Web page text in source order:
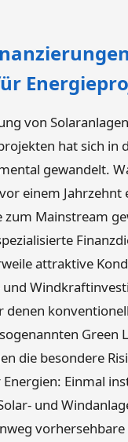
von
hat sich in
gewandelt.
einem Jahrzehnt
zum Mainstream
attraktive
denen
Green
die besondere
Einmal
und